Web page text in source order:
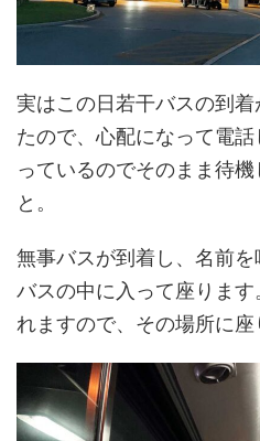
実はこの日若干バスの到
たので、心配になって電
っているのでそのまま待
と。
無事バスが到着し、名前
バスの中に入って座りま
れますので、その場所に座